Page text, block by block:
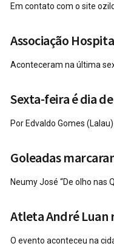
Em contato com o site
Associação
Aconteceram na última
Sexta-feira é dia
Por Edvaldo Gomes
Goleadas
Neumy José “De olho nas
Atleta André Luan
O evento aconteceu na